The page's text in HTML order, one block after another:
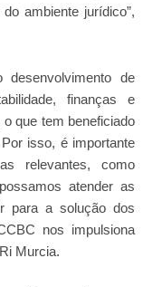
ambiente jurídico”,
desenvolvimento de
finanças e
que tem beneficiado
isso, é importante
relevantes, como
atender as
para a solução dos
nos impulsiona
Murcia.